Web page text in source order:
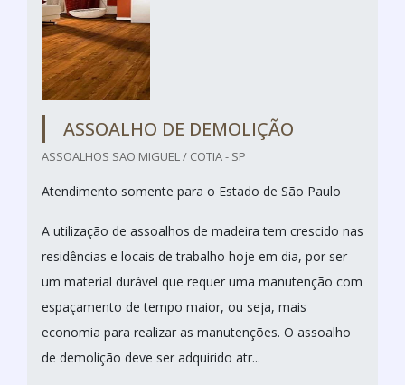
ASSOALHO DE DEMOLIÇÃO
ASSOALHOS SAO MIGUEL / COTIA - SP
Atendimento somente para o Estado de São Paulo
A utilização de assoalhos de madeira tem crescido nas
residências e locais de trabalho hoje em dia, por ser
um material durável que requer uma manutenção com
espaçamento de tempo maior, ou seja, mais
economia para realizar as manutenções. O assoalho
de demolição deve ser adquirido atr...